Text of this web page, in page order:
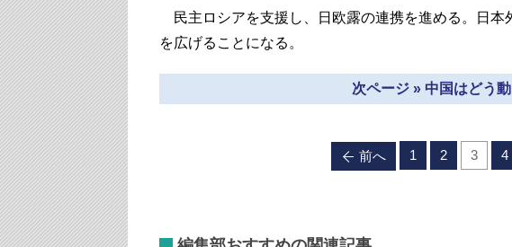
民主ロシアを支援し、日欧露の連携を進める。日本
を広げることになる。
次ページ » 中国はどう
前へ 1 2 3 4